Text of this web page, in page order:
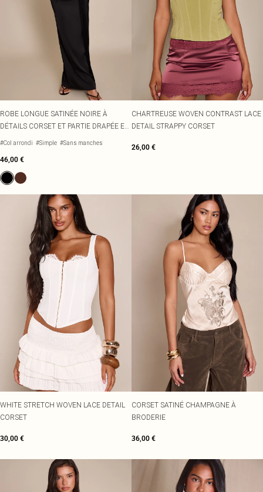
ROBE LONGUE SATINÉE NOIRE À
DÉTAILS CORSET ET PARTIE DRAPÉE EN
DENTELLE
#Col arrondi #Simple #Sans manches
46,00 €
CHARTREUSE WOVEN CONTRAST LACE
DETAIL STRAPPY CORSET
26,00 €
WHITE STRETCH WOVEN LACE DETAIL
CORSET
30,00 €
CORSET SATINÉ CHAMPAGNE À
BRODERIE
36,00 €